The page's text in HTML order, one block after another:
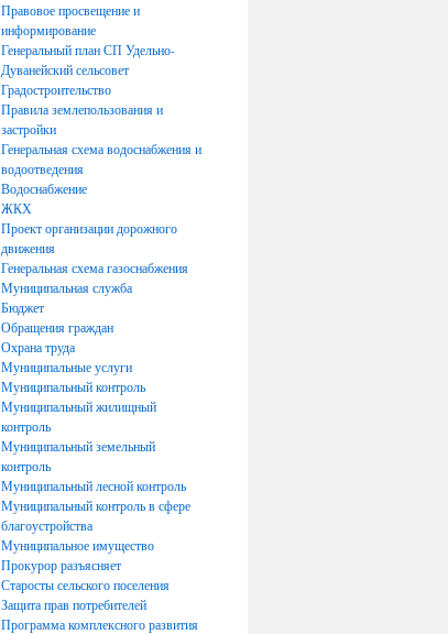
Правовое просвещение и
информирование
Генеральный план СП Удельно-
Дуванейский сельсовет
Градостроительство
Правила землепользования и
застройки
Генеральная схема водоснабжения и
водоотведения
Водоснабжение
ЖКХ
Проект организации дорожного
движения
Генеральная схема газоснабжения
Муниципальная служба
Бюджет
Обращения граждан
Охрана труда
Муниципальные услуги
Муниципальный контроль
Муниципальный жилищный
контроль
Муниципальный земельный
контроль
Муниципальный лесной контроль
Муниципальный контроль в сфере
благоустройства
Муниципальное имущество
Прокурор разъясняет
Старосты сельского поселения
Защита прав потребителей
Программа комплексного развития